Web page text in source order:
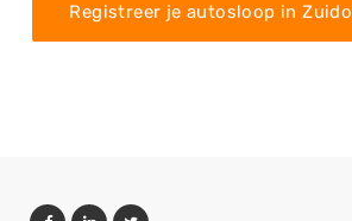
Registreer je autosloop in